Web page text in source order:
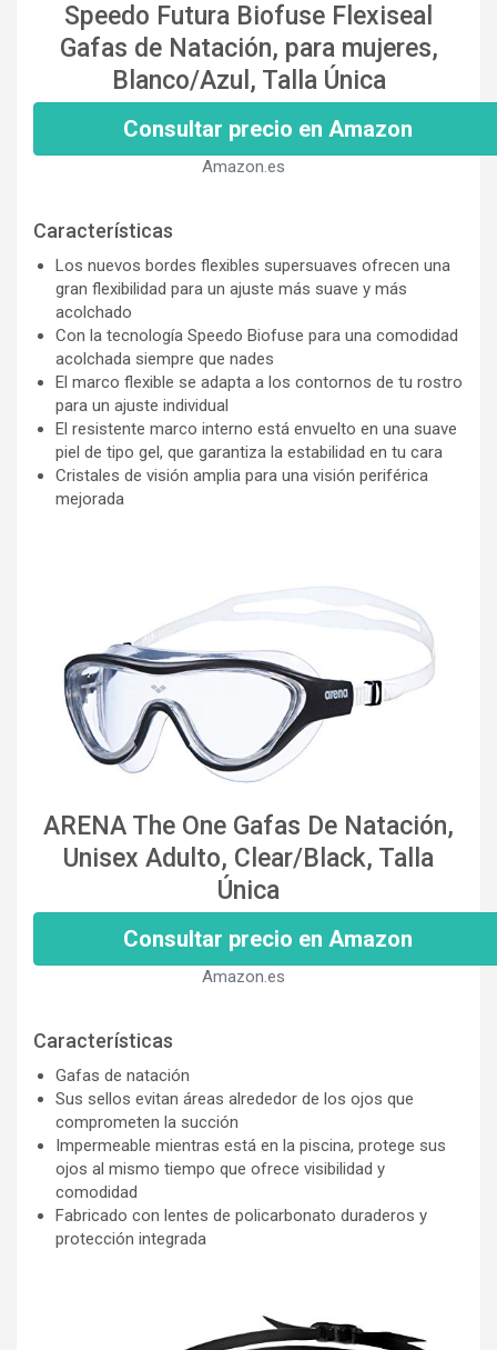
Speedo Futura Biofuse Flexiseal
Gafas de Natación, para mujeres,
Blanco/Azul, Talla Única
Consultar precio en Amazon
Amazon.es
Características
Los nuevos bordes flexibles supersuaves ofrecen una
gran flexibilidad para un ajuste más suave y más
acolchado
Con la tecnología Speedo Biofuse para una comodidad
acolchada siempre que nades
El marco flexible se adapta a los contornos de tu rostro
para un ajuste individual
El resistente marco interno está envuelto en una suave
piel de tipo gel, que garantiza la estabilidad en tu cara
Cristales de visión amplia para una visión periférica
mejorada
ARENA The One Gafas De Natación,
Unisex Adulto, Clear/Black, Talla
Única
Consultar precio en Amazon
Amazon.es
Características
Gafas de natación
Sus sellos evitan áreas alrededor de los ojos que
comprometen la succión
Impermeable mientras está en la piscina, protege sus
ojos al mismo tiempo que ofrece visibilidad y
comodidad
Fabricado con lentes de policarbonato duraderos y
protección integrada